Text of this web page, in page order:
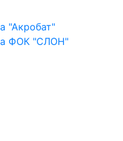
"Акробат"
ФОК "СЛОН"